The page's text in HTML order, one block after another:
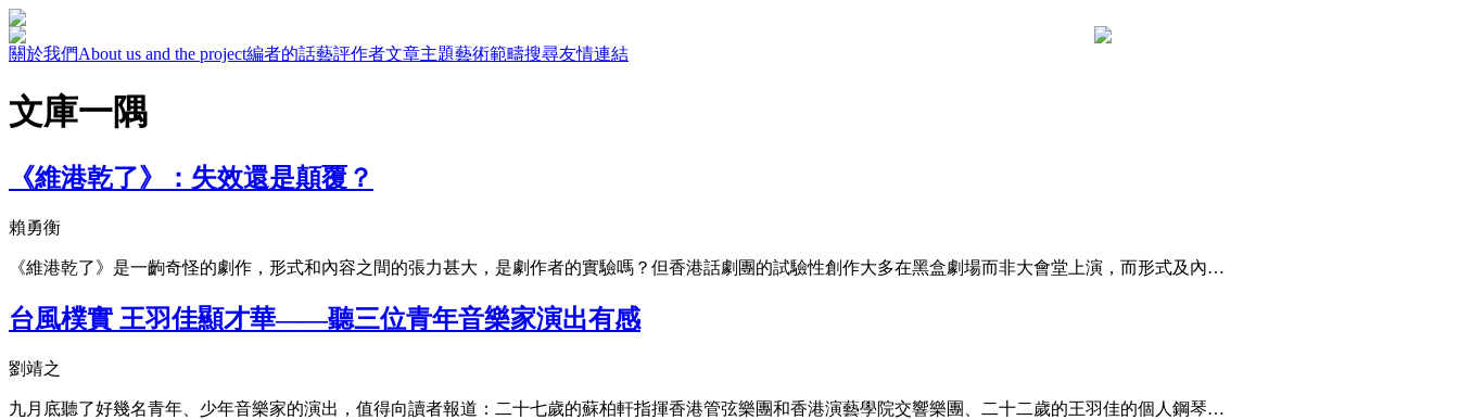
關於我們About us and the project編者的話藝評作者文章主題藝術範疇搜尋友情連結
文庫一隅
《維港乾了》：失效還是顛覆？
賴勇衡
《維港乾了》是一齣奇怪的劇作，形式和內容之間的張力甚大，是劇作者的實驗嗎？但香港話劇團的試驗性創作大多在黑盒劇場而非大會堂上演，而形式及內…
台風樸實 王羽佳顯才華——聽三位青年音樂家演出有感
劉靖之
九月底聽了好幾名青年、少年音樂家的演出，值得向讀者報道：二十七歲的蘇柏軒指揮香港管弦樂團和香港演藝學院交響樂團、二十二歲的王羽佳的個人鋼琴…